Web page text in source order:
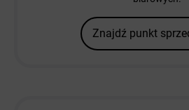
Znajdź punkt